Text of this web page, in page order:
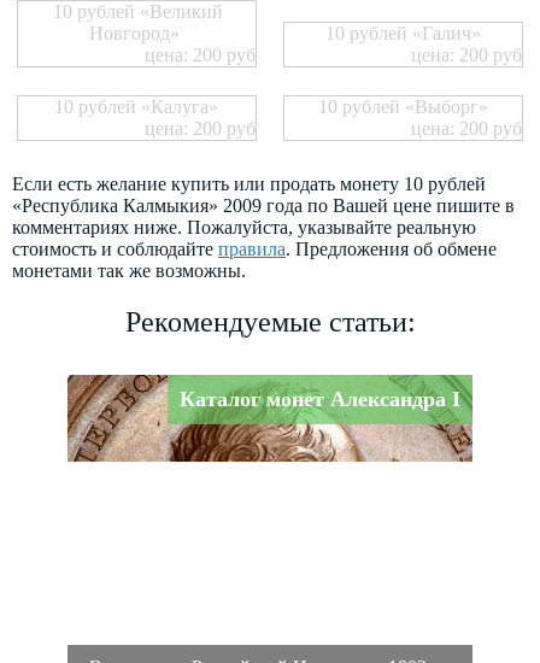
10 рублей «Великий
Новгород»
цена: 200 руб
10 рублей «Галич»
цена: 200 руб
10 рублей «Калуга»
цена: 200 руб
10 рублей «Выборг»
цена: 200 руб
Если есть желание купить или продать монету 10 рублей
«Республика Калмыкия» 2009 года по Вашей цене пишите в
комментариях ниже. Пожалуйста, указывайте реальную
стоимость и соблюдайте правила. Предложения об обмене
монетами так же возможны.
Рекомендуемые статьи:
Каталог монет Александра I